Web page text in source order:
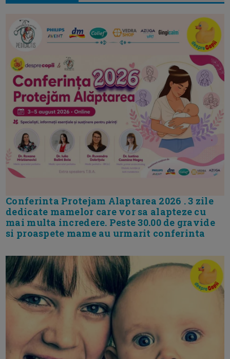
Conferinta Protejam Alaptarea 2026 . 3 zile
dedicate mamelor care vor sa alapteze cu
mai multa incredere. Peste 30.00 de gravide
si proaspete mame au urmarit conferinta